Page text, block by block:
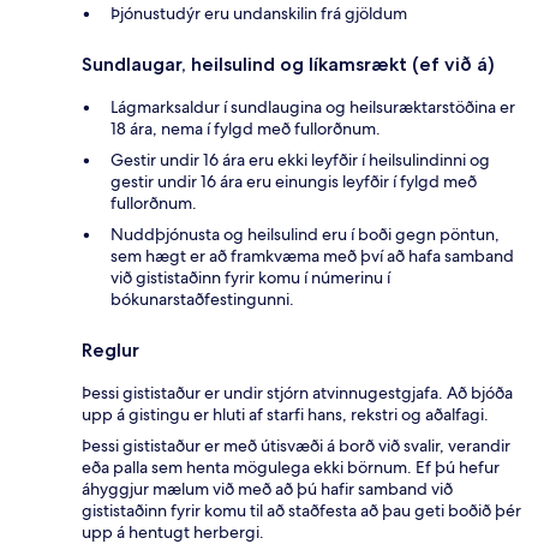
Þjónustudýr eru undanskilin frá gjöldum
Sundlaugar, heilsulind og líkamsrækt (ef við á)
Lágmarksaldur í sundlaugina og heilsuræktarstöðina er
18 ára, nema í fylgd með fullorðnum.
Gestir undir 16 ára eru ekki leyfðir í heilsulindinni og
gestir undir 16 ára eru einungis leyfðir í fylgd með
fullorðnum.
Nuddþjónusta og heilsulind eru í boði gegn pöntun,
sem hægt er að framkvæma með því að hafa samband
við gististaðinn fyrir komu í númerinu í
bókunarstaðfestingunni.
Reglur
Þessi gististaður er undir stjórn atvinnugestgjafa. Að bjóða
upp á gistingu er hluti af starfi hans, rekstri og aðalfagi.
Þessi gististaður er með útisvæði á borð við svalir, verandir
eða palla sem henta mögulega ekki börnum. Ef þú hefur
áhyggjur mælum við með að þú hafir samband við
gististaðinn fyrir komu til að staðfesta að þau geti boðið þér
upp á hentugt herbergi.